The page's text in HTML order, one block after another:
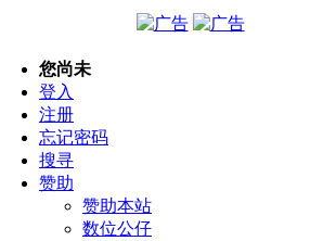
您尚未
登入
注册
忘记密码
搜寻
赞助
赞助本站
数位公仔